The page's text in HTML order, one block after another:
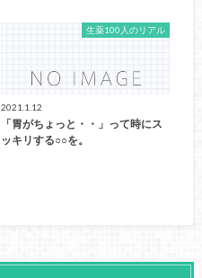
生薬100人のリアル
2021.1.12
「胃がちょっと・・」って時にス
ッキリする○○を。